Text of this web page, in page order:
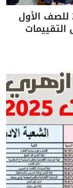
تقييمات وزارة التربية والتعليم 2026 للصف الأول
التقييمات